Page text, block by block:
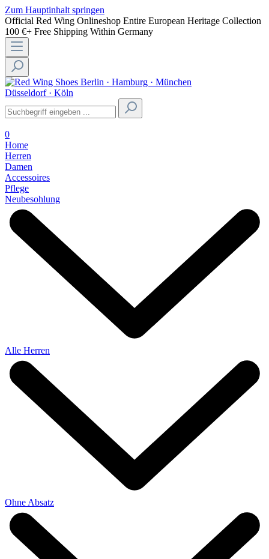
Zum Hauptinhalt springen
Official Red Wing Onlineshop Entire European Heritage Collection
100 €+ Free Shipping Within Germany
Berlin · Hamburg · München
Düsseldorf · Köln
0
Home
Herren
Damen
Accessoires
Pflege
Neubesohlung
Alle Herren
Ohne Absatz